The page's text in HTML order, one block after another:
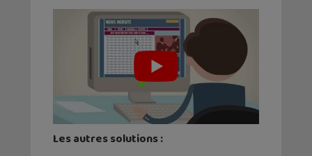
Les autres solutions :